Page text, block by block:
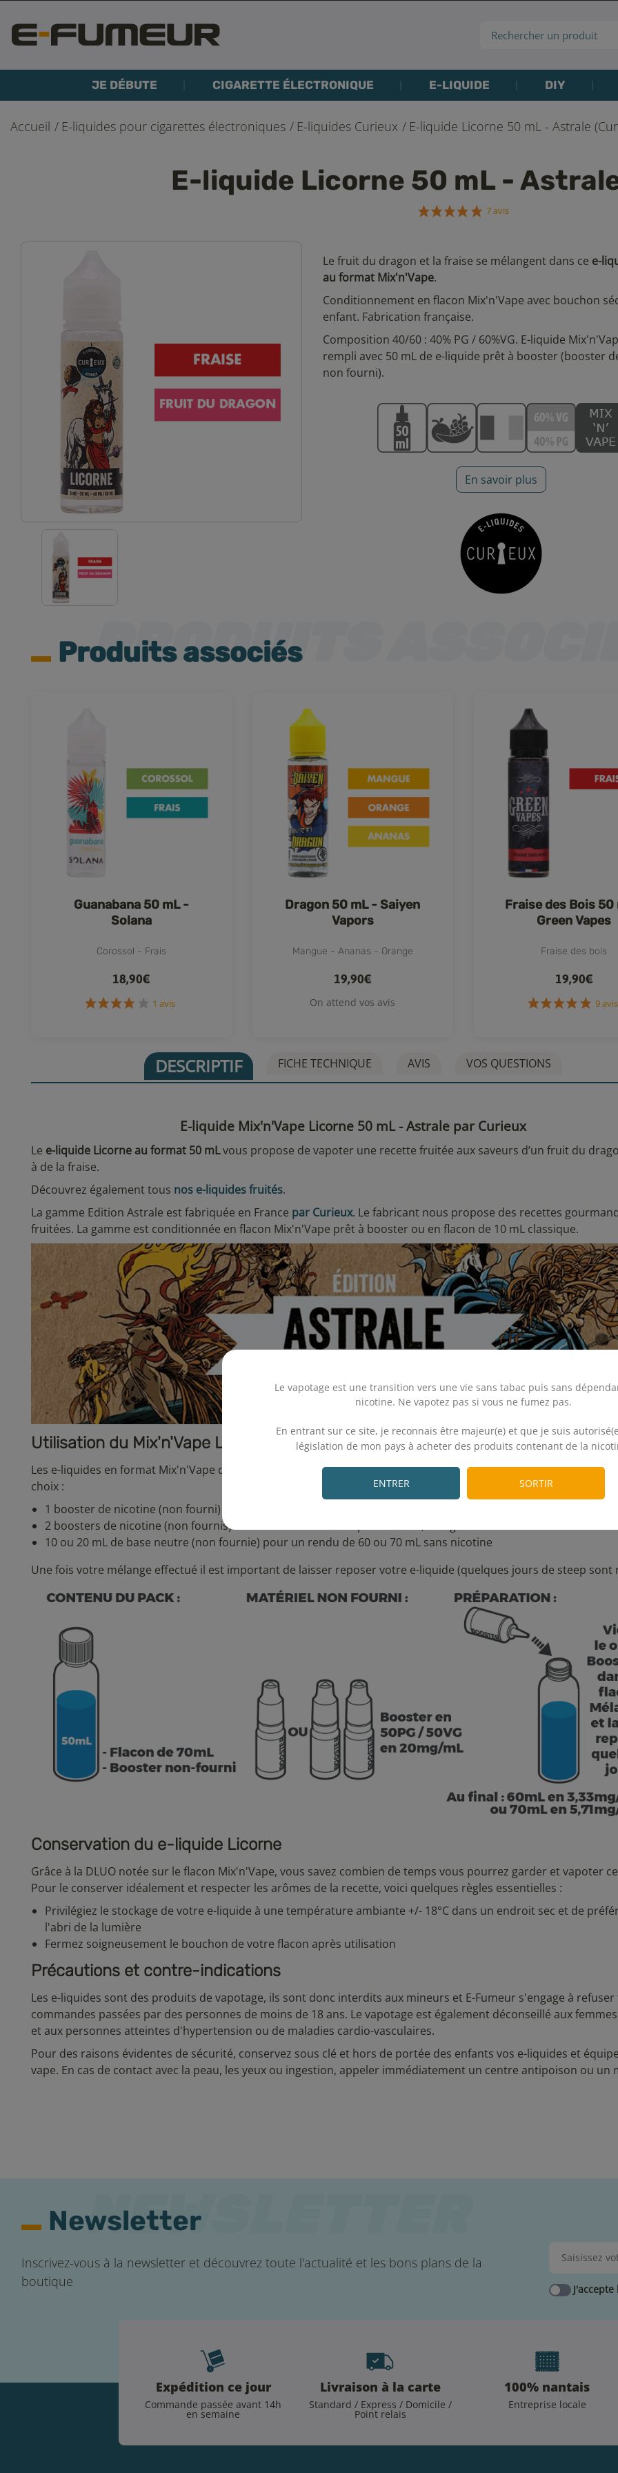
Le vapotage est une transition vers une vie sans tabac puis sans
nicotine. Ne vapotez pas si vous ne fumez pas.
En entrant sur ce site, je reconnais être majeur(e) et que je suis
législation de mon pays à acheter des produits contenant de la
ENTRER SORTIR
JE DÉBUTE CIGARETTE ÉLECTRONIQUE E-LIQUIDE DIY
Accueil E-liquides pour cigarettes électroniques E-liquides Curieux E-liquide Licorne 50 mL - Astrale
E-liquide Licorne 50 mL -
7 avis
Le fruit du dragon et la fraise se mélangent dans ce e-
au format Mix'n'Vape.
Conditionnement en flacon Mix'n'Vape avec bouchon
enfant. Fabrication française.
Composition 40/60 : 40% PG / 60%VG. E-liquide
rempli avec 50 mL de e-liquide prêt à booster (booster
non fourni).
En savoir plus
Produits associés
Guanabana 50 mL -
Solana
Corossol - Frais
18,90€
Dragon 50 mL - Saiyen
Vapors
Mangue - Ananas - Orange
19,90€
On attend vos avis
Fraise des Bois 50
Green Vapes
Fraise des bois
19,90€
DESCRIPTIF FICHE TECHNIQUE AVIS VOS QUESTIONS
E-liquide Mix'n'Vape Licorne 50 mL - Astrale par Curieux
Le e-liquide Licorne au format 50 mLvous propose de vapoter une recette fruitée aux saveurs d’un fruit du
à de la fraise.
Découvrez également tous nos e-liquides fruités.
La gamme Edition Astrale est fabriquée en France par Curieux. Le fabricant nous propose des recettes
fruitées. La gamme est conditionnée en flacon Mix'n'Vape prêt à booster ou en flacon de 10 mL classique.
Utilisation du Mix'n'Vape Licorne du fabricant Curieux
Les e-liquides en format Mix'n'Vape de 50 mL sont surdosés en arômes et sont sans nicotine. Il faut simplement
choix :
1 booster de nicotine (non fourni) afin d’obtenir 60 mL de produit en 3,33 mg/mL de nicotine
2 boosters de nicotine (non fournis) afin d'obtenir 70 mL de produit en 5,71 mg/mL de nicotine
10 ou 20 mL de base neutre (non fournie) pour un rendu de 60 ou 70 mL sans nicotine
Une fois votre mélange effectué il est important de laisser reposer votre e-liquide (quelques jours de steep sont
Conservation du e-liquide Licorne
Grâce à la DLUO notée sur le flacon Mix'n'Vape, vous savez combien de temps vous pourrez garder et vapoter
Pour le conserver idéalement et respecter les arômes de la recette, voici quelques règles essentielles :
Privilégiez le stockage de votre e-liquide à une température ambiante +/- 18°C dans un endroit sec et de
l'abri de la lumière
Fermez soigneusement le bouchon de votre flacon après utilisation
Précautions et contre-indications
Les e-liquides sont des produits de vapotage, ils sont donc interdits aux mineurs et E-Fumeur s'engage à
commandes passées par des personnes de moins de 18 ans. Le vapotage est également déconseillé aux
et aux personnes atteintes d'hypertension ou de maladies cardio-vasculaires.
Pour des raisons évidentes de sécurité, conservez sous clé et hors de portée des enfants vos e-liquides et
vape. En cas de contact avec la peau, les yeux ou ingestion, appeler immédiatement un centre antipoison ou un
Newsletter
Inscrivez-vous à la newsletter et découvrez toute l'actualité et les bons plans de la
boutique
Expédition ce jour
Commande passée avant 14h
en semaine
Livraison à la carte
Standard / Express / Domicile /
Point relais
100% nantais
Entreprise locale